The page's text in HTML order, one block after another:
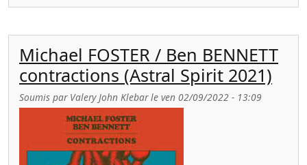
Michael FOSTER / Ben BENNETT
contractions (Astral Spirit 2021)
Soumis par Valery John Klebarle ven 02/09/2022 - 13:09